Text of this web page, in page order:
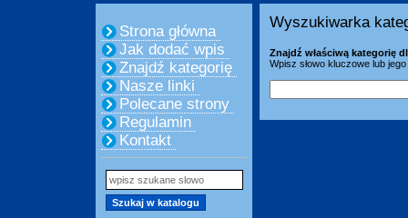
Strona główna
Jak dodać wpis
Znajdź kategorię
Nasze linki
Polecane strony
Regulamin
Kontakt
Wyszukiwarka
Znajdź właściwą kategorię
Wpisz słowo kluczowe lub